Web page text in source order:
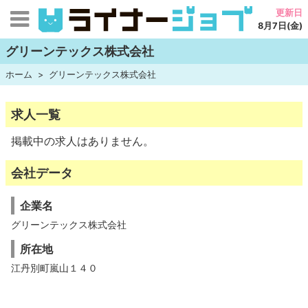
更新日
8月7日(金)
グリーンテックス株式会社
ホーム グリーンテックス株式会社
求人一覧
掲載中の求人はありません。
会社データ
企業名
グリーンテックス株式会社
所在地
江丹別町嵐山１４０